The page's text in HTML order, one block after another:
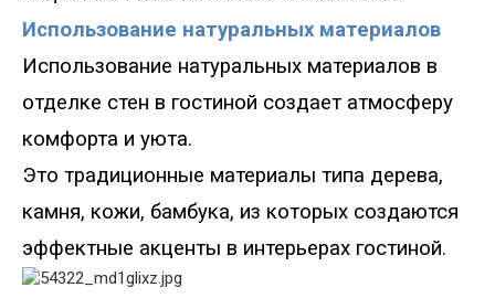
Использование натуральных материалов
Использование натуральных материалов в
отделке стен в гостиной создает атмосферу
комфорта и уюта.
Это традиционные материалы типа дерева,
камня, кожи, бамбука, из которых создаются
эффектные акценты в интерьерах гостиной.